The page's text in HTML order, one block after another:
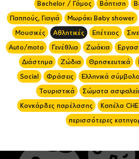
Bachelor / Γάμος
Βάπτιση
Παππούς, Γιαγιά
Μωράκι Baby shower
Μουσικές
Αθλητικές Επέτειος
Auto/moto
Γενέθλια Ζωάκια
Διάστημα
Ζώδια Θρησκευτικά
Social
Φράσεις Ελληνικά σύμβολα
Τουριστικά
Σώματα
Κονκάρδες παρέλασης
Καπέλα
περισσότερες